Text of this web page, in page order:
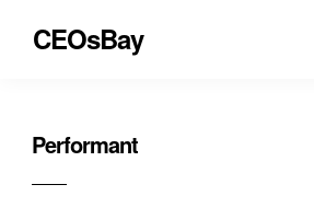
CEOsBay
Performant